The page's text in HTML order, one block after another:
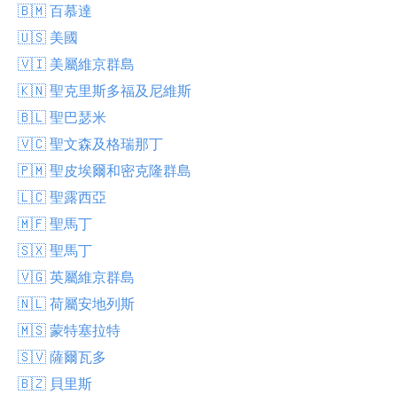
🇧🇲 百慕達
🇺🇸 美國
🇻🇮 美屬維京群島
🇰🇳 聖克里斯多福及尼維斯
🇧🇱 聖巴瑟米
🇻🇨 聖文森及格瑞那丁
🇵🇲 聖皮埃爾和密克隆群島
🇱🇨 聖露西亞
🇲🇫 聖馬丁
🇸🇽 聖馬丁
🇻🇬 英屬維京群島
🇳🇱 荷屬安地列斯
🇲🇸 蒙特塞拉特
🇸🇻 薩爾瓦多
🇧🇿 貝里斯